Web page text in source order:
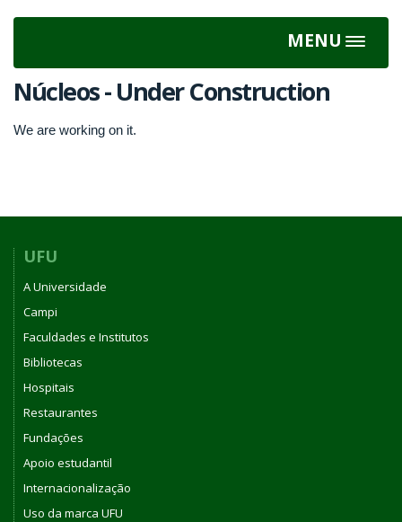
MENU
Toggle
Núcleos - Under Construction
We are working on it.
UFU
A Universidade
Campi
Faculdades e Institutos
Bibliotecas
Hospitais
Restaurantes
Fundações
Apoio estudantil
Internacionalização
Uso da marca UFU